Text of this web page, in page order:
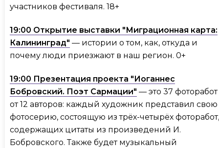
участников фестиваля. 18+
19:00 Открытие выставки "Миграционная карта:
Калининград" — истории о том, как, откуда и
почему люди приезжают в наш регион. 0+
19:00 Презентация проекта "Иоганнес
Бобровский. Поэт Сармации" — это 37 фоторабот
от 12 авторов: каждый художник представил свою
фотосерию, состоящую из трёх-четырёх фоторабот,
содержащих цитаты из произведений И.
Бобровского. Также будет музыкальный